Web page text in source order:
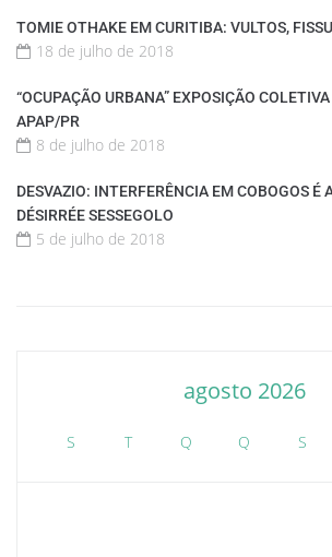
TOMIE OTHAKE EM CURITIBA: VULTOS,
18 de julho de 2018
“OCUPAÇÃO URBANA” EXPOSIÇÃO
APAP/PR
8 de julho de 2018
DESVAZIO: INTERFERÊNCIA EM COBOGOS É
DÉSIRRÉE SESSEGOLO
5 de julho de 2018
agosto 2026
S T Q Q S